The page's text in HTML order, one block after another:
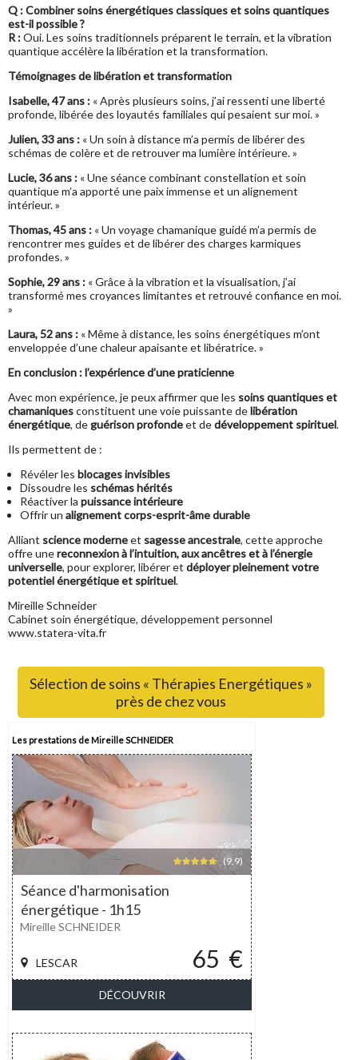
Q : Combiner soins énergétiques classiques et soins quantiques
est-il possible ?
R :Oui. Les soins traditionnels préparent le terrain, et la vibration
quantique accélère la libération et la transformation.
Témoignages de libération et transformation
Isabelle, 47 ans : « Après plusieurs soins, j’ai ressenti une liberté
profonde, libérée des loyautés familiales qui pesaient sur moi. »
Julien, 33 ans : « Un soin à distance m’a permis de libérer des
schémas de colère et de retrouver ma lumière intérieure. »
Lucie, 36 ans : « Une séance combinant constellation et soin
quantique m’a apporté une paix immense et un alignement
intérieur. »
Thomas, 45 ans : « Un voyage chamanique guidé m’a permis de
rencontrer mes guides et de libérer des charges karmiques
profondes. »
Sophie, 29 ans : « Grâce à la vibration et la visualisation, j’ai
transformé mes croyances limitantes et retrouvé confiance en moi.
»
Laura, 52 ans : « Même à distance, les soins énergétiques m’ont
enveloppée d’une chaleur apaisante et libératrice. »
En conclusion : l’expérience d’une praticienne
Avec mon expérience, je peux affirmer que les soins quantiques et
chamaniquesconstituent une voie puissante delibération
énergétique, deguérison profondeet dedéveloppement spirituel.
Ils permettent de :
Révéler les blocages invisibles
Dissoudre les schémas hérités
Réactiver la puissance intérieure
Offrir un alignement corps-esprit-âme durable
Alliant science moderneet sagesse ancestrale, cette approche
offre unereconnexion à l’intuition, aux ancêtres et à l’énergie
universelle, pour explorer, libérer et déployer pleinement votre
potentiel énergétique et spirituel.
Mireille Schneider
Cabinet soin énergétique, développement personnel
www.statera-vita.fr
Sélection de soins « Thérapies Energétiques »
près de chez vous
Les prestations de Mireille SCHNEIDER
(9,9)
Séance d'harmonisation
énergétique - 1h15
65 €
LESCAR
Mireille SCHNEIDER
DÉCOUVRIR